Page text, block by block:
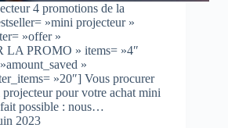
4 promotions de la
»mini projecteur »
»offer »
LA PROMO » items= »4″
»
»20″] Vous procurer
pour votre achat mini
possible : nous…
2023